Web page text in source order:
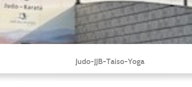
Judo-JJB-Taiso-Yoga